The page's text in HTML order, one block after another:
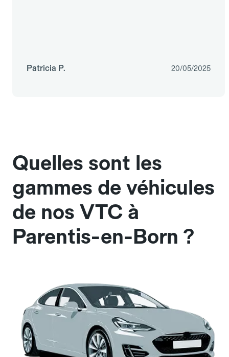
Patricia P. 20/05/2025
Quelles sont les
gammes de véhicules
de nos VTC à
Parentis-en-Born ?